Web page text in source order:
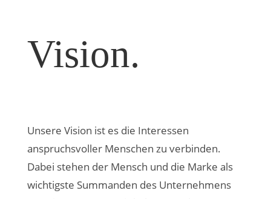
Vision.
Unsere Vision ist es die Interessen
anspruchsvoller Menschen zu verbinden.
Dabei stehen der Mensch und die Marke als
wichtigste Summanden des Unternehmens